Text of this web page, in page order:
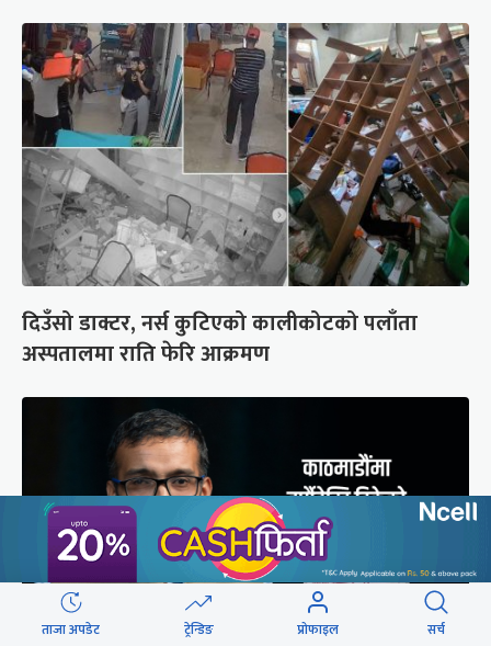
दिउँसो डाक्टर, नर्स कुटिएको कालीकोटको पलाँता
अस्पतालमा राति फेरि आक्रमण
ताजा अपडेट ट्रेन्डिङ प्रोफाइल सर्च